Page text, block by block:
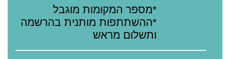
*מספר המקומות מוגבל
*ההשתתפות מותנית בהרשמה
ותשלום מראש